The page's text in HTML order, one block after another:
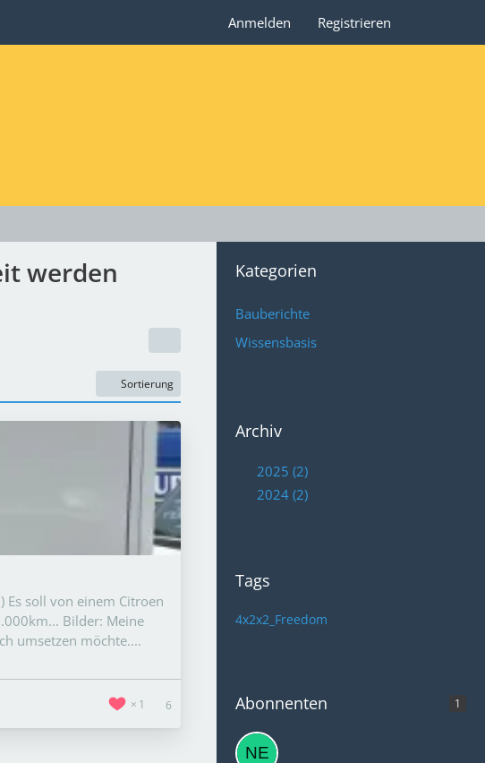
Anmelden Registrieren
werden
Sortierung
soll von einem Citroen
Bilder: Meine
umsetzen möchte....
1 6
Kategorien
Bauberichte
Wissensbasis
Archiv
2025 (2)
2024 (2)
Tags
4x2x2_Freedom
Abonnenten 1